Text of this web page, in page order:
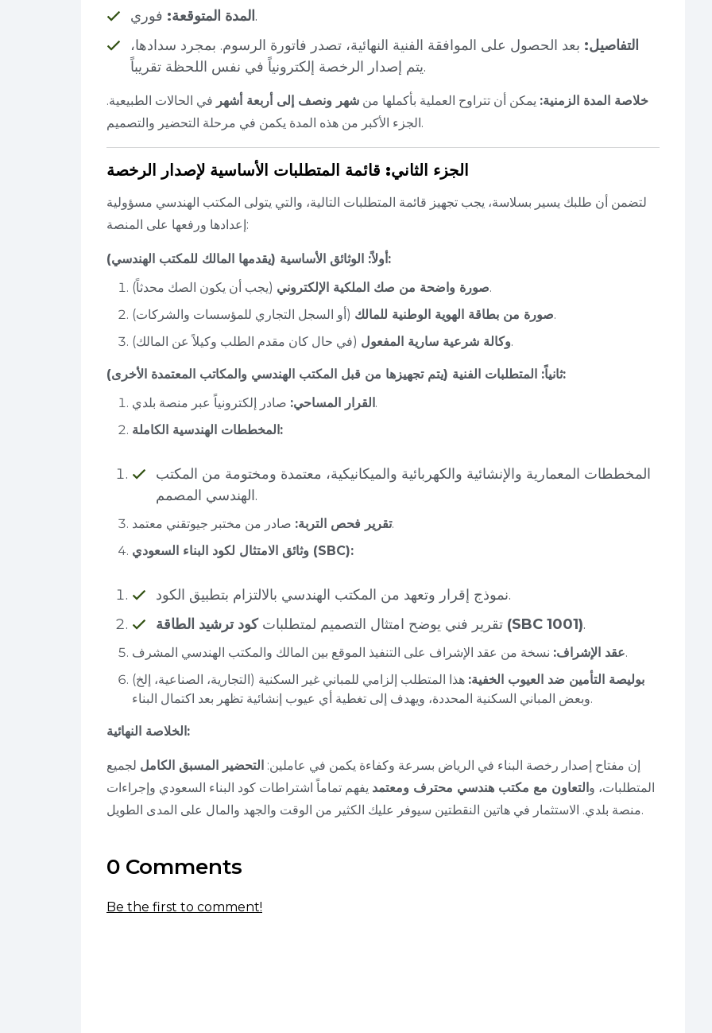
المدة المتوقعة: فوري.
التفاصيل: بعد الحصول على الموافقة الفنية النهائية، تصدر فاتورة الرسوم. بمجرد سدادها،
يتم إصدار الرخصة إلكترونياً في نفس اللحظة تقريباً.
خلاصة المدة الزمنية: يمكن أن تتراوح العملية بأكملها من شهر ونصف إلى أربعة أشهر في الحالات الطبيعية.
الجزء الأكبر من هذه المدة يكمن في مرحلة التحضير والتصميم.
الجزء الثاني: قائمة المتطلبات الأساسية لإصدار الرخصة
لتضمن أن طلبك يسير بسلاسة، يجب تجهيز قائمة المتطلبات التالية، والتي يتولى المكتب الهندسي مسؤولية
إعدادها ورفعها على المنصة:
أولاً: الوثائق الأساسية (يقدمها المالك للمكتب الهندسي):
صورة واضحة من صك الملكية الإلكتروني(يجب أن يكون الصك محدثاً).
صورة من بطاقة الهوية الوطنية للمالك(أو السجل التجاري للمؤسسات والشركات).
وكالة شرعية سارية المفعول(في حال كان مقدم الطلب وكيلاً عن المالك).
ثانياً: المتطلبات الفنية (يتم تجهيزها من قبل المكتب الهندسي والمكاتب المعتمدة الأخرى):
القرار المساحي:صادر إلكترونياً عبر منصة بلدي.
المخططات الهندسية الكاملة:
المخططات المعمارية والإنشائية والكهربائية والميكانيكية، معتمدة ومختومة من المكتب
الهندسي المصمم.
تقرير فحص التربة:صادر من مختبر جيوتقني معتمد.
وثائق الامتثال لكود البناء السعودي (SBC):
نموذج إقرار وتعهد من المكتب الهندسي بالالتزام بتطبيق الكود.
تقرير فني يوضح امتثال التصميم لمتطلبات كود ترشيد الطاقة (SBC 1001).
عقد الإشراف:نسخة من عقد الإشراف على التنفيذ الموقع بين المالك والمكتب الهندسي المشرف.
بوليصة التأمين ضد العيوب الخفية: هذا المتطلب إلزامي للمباني غير السكنية (التجارية، الصناعية، إلخ)
وبعض المباني السكنية المحددة، ويهدف إلى تغطية أي عيوب إنشائية تظهر بعد اكتمال البناء.
الخلاصة النهائية:
إن مفتاح إصدار رخصة البناء في الرياض بسرعة وكفاءة يكمن في عاملين: التحضير المسبق الكامل لجميع
المتطلبات، والتعاون مع مكتب هندسي محترف ومعتمد يفهم تماماً اشتراطات كود البناء السعودي وإجراءات
منصة بلدي. الاستثمار في هاتين النقطتين سيوفر عليك الكثير من الوقت والجهد والمال على المدى الطويل.
0 Comments
Be the first to comment!